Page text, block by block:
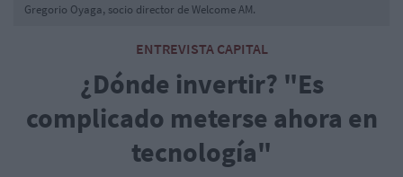
ENTREVISTA CAPITAL
¿Dónde invertir? "Es
complicado meterse ahora en
tecnología"
Gregorio Oyaga, socio director de Welcome AM.